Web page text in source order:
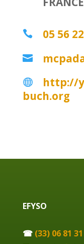
 05 56


http://
buch.org
EFYSO
☎ (33) 06 81